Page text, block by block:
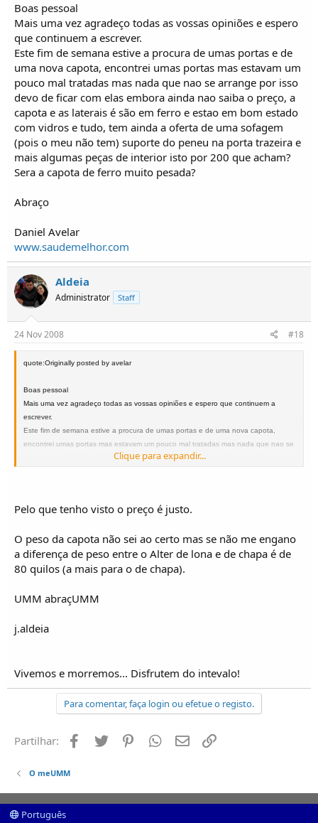
Boas pessoal
Mais uma vez agradeço todas as vossas opiniões e espero
que continuem a escrever.
Este fim de semana estive a procura de umas portas e de
uma nova capota, encontrei umas portas mas estavam um
pouco mal tratadas mas nada que nao se arrange por isso
devo de ficar com elas embora ainda nao saiba o preço, a
capota e as laterais é são em ferro e estao em bom estado
com vidros e tudo, tem ainda a oferta de uma sofagem
(pois o meu não tem) suporte do peneu na porta trazeira e
mais algumas peças de interior isto por 200 que acham?
Sera a capota de ferro muito pesada?
Abraço
Daniel Avelar
www.saudemelhor.com
Aldeia
Administrator Staff
24 Nov 2008 #18
quote:Originally posted by avelar
Boas pessoal
Mais uma vez agradeço todas as vossas opiniões e espero que continuem a
escrever.
Este fim de semana estive a procura de umas portas e de uma nova capota,
encontrei umas portas mas estavam um pouco mal tratadas mas nada que nao se
arrange por isso devo de ficar com elas embora ainda nao saiba o preço, a capota
Sera a capota de ferro muito pesada?
Abraço
Daniel Avelar
Clique para expandir...
Pelo que tenho visto o preço é justo.
O peso da capota não sei ao certo mas se não me engano
a diferença de peso entre o Alter de lona e de chapa é de
80 quilos (a mais para o de chapa).
UMM abraçUMM
j.aldeia
Vivemos e morremos... Disfrutem do intevalo!
Para comentar, faça login ou efetue o registo.
Partilhar: Facebook
Twitter PinterestWhatsapp
Email
O meUMM
Português